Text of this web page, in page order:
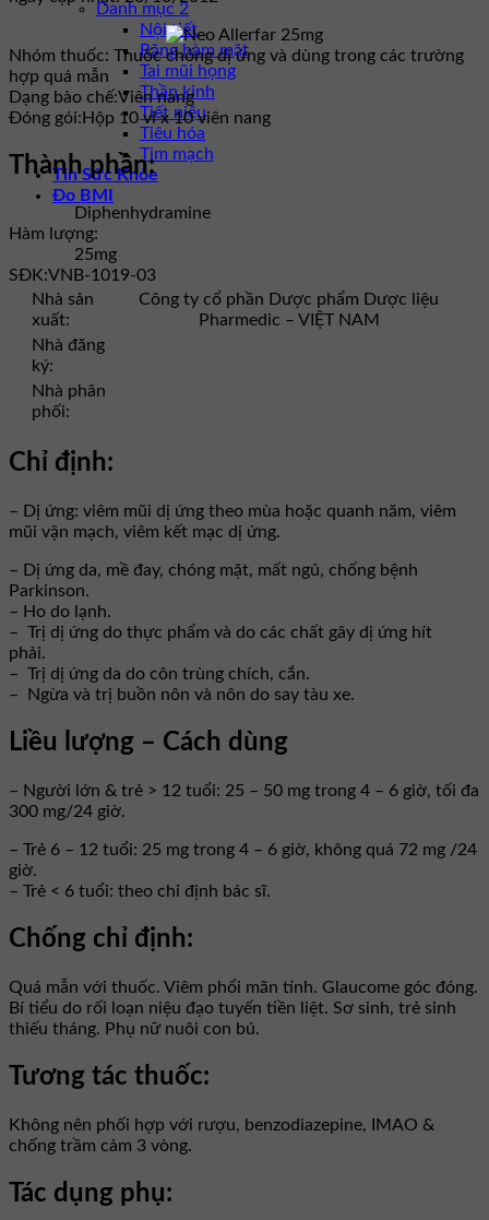
Danh mục 2
Nội tiết
Răng hàm mặt
Tai mũi họng
Thần kinh
Tiết niệu
Tiêu hóa
Tim mạch
Tin Sức Khỏe
Đo BMI
Nhóm thuốc: Thuốc chống dị ứng và dùng trong các trường
hợp quá mẫn
Dạng bào chế:Viên nang
Đóng gói: Hộp 10 vỉ x 10 viên nang
Thành phần:
Diphenhydramine
Hàm lượng:
25mg
SĐK:VNB-1019-03
Nhà sản
xuất:
Công ty cổ phần Dược phẩm Dược liệu
Pharmedic – VIỆT NAM
Nhà đăng
ký:
Nhà phân
phối:
Chỉ định:
– Dị ứng: viêm mũi dị ứng theo mùa hoặc quanh năm, viêm
mũi vận mạch, viêm kết mạc dị ứng.
– Dị ứng da, mề đay, chóng mặt, mất ngủ, chống bệnh
Parkinson.
– Ho do lạnh.
– Trị dị ứng do thực phẩm và do các chất gây dị ứng hít
phải.
– Trị dị ứng da do côn trùng chích, cắn.
– Ngừa và trị buồn nôn và nôn do say tàu xe.
Liều lượng – Cách dùng
– Người lớn & trẻ > 12 tuổi: 25 – 50 mg trong 4 – 6 giờ, tối đa
300 mg/24 giờ.
– Trẻ 6 – 12 tuổi: 25 mg trong 4 – 6 giờ, không quá 72 mg /24
giờ.
– Trẻ < 6 tuổi: theo chỉ định bác sĩ.
Chống chỉ định:
Quá mẫn với thuốc. Viêm phổi mãn tính. Glaucome góc đóng.
Bí tiểu do rối loạn niệu đạo tuyến tiền liệt. Sơ sinh, trẻ sinh
thiếu tháng. Phụ nữ nuôi con bú.
Tương tác thuốc:
Không nên phối hợp với rượu, benzodiazepine, IMAO &
chống trầm cảm 3 vòng.
Tác dụng phụ: